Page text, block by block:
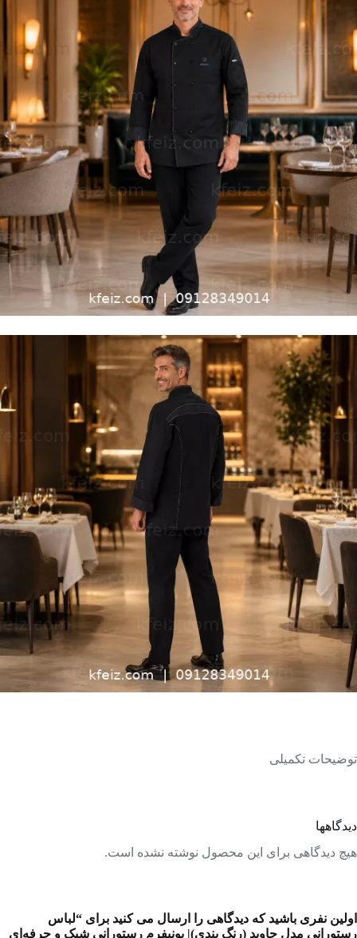
توضیحات تکمیلی
دیدگاهها
هیچ دیدگاهی برای این محصول نوشته نشده است.
اولین نفری باشید که دیدگاهی را ارسال می کنید برای “لباس
رستورانی مدل جاوید (رنگ بندی)| یونیفرم رستورانی شیک و حرفه‌ای